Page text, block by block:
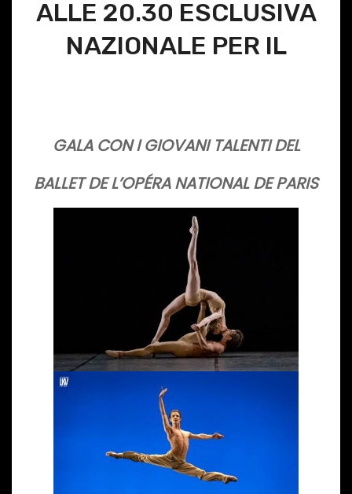
ALLE 20.30 ESCLUSIVA
NAZIONALE PER IL
GALA CON I GIOVANI TALENTI DEL
BALLET DE L’OPÉRA NATIONAL DE PARIS